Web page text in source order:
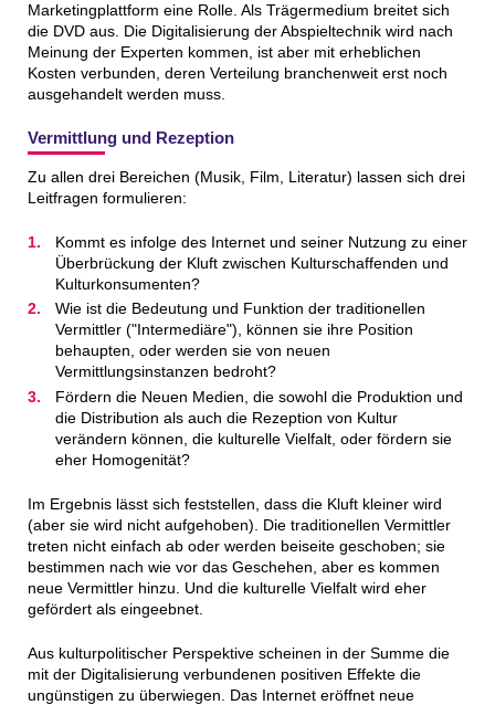
Marketingplattform eine Rolle. Als Trägermedium breitet sich
die DVD aus. Die Digitalisierung der Abspieltechnik wird nach
Meinung der Experten kommen, ist aber mit erheblichen
Kosten verbunden, deren Verteilung branchenweit erst noch
ausgehandelt werden muss.
Vermittlung und Rezeption
Zu allen drei Bereichen (Musik, Film, Literatur) lassen sich drei
Leitfragen formulieren:
Kommt es infolge des Internet und seiner Nutzung zu einer
Überbrückung der Kluft zwischen Kulturschaffenden und
Kulturkonsumenten?
Wie ist die Bedeutung und Funktion der traditionellen
Vermittler ("Intermediäre"), können sie ihre Position
behaupten, oder werden sie von neuen
Vermittlungsinstanzen bedroht?
Fördern die Neuen Medien, die sowohl die Produktion und
die Distribution als auch die Rezeption von Kultur
verändern können, die kulturelle Vielfalt, oder fördern sie
eher Homogenität?
Im Ergebnis lässt sich feststellen, dass die Kluft kleiner wird
(aber sie wird nicht aufgehoben). Die traditionellen Vermittler
treten nicht einfach ab oder werden beiseite geschoben; sie
bestimmen nach wie vor das Geschehen, aber es kommen
neue Vermittler hinzu. Und die kulturelle Vielfalt wird eher
gefördert als eingeebnet.
Aus kulturpolitischer Perspektive scheinen in der Summe die
mit der Digitalisierung verbundenen positiven Effekte die
ungünstigen zu überwiegen. Das Internet eröffnet neue